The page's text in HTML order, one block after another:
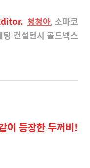
. 청청아, 소마코
팅 컨설턴시 골드넥스
이 등장한 두꺼비!